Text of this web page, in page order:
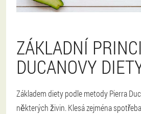
ZÁKLADNÍ
DUCANOVY
Základem diety podle metody Pierra
některých živin. Klesá zejména